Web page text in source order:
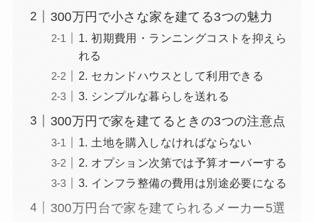
300万円で小さな家を建てる3つの魅力
1. 初期費用・ランニングコストを抑えら
れる
2. セカンドハウスとして利用できる
3. シンプルな暮らしを送れる
300万円で家を建てるときの3つの注意点
1. 土地を購入しなければならない
2. オプション次第では予算オーバーする
3. インフラ整備の費用は別途必要になる
300万円台で家を建てられるメーカー5選